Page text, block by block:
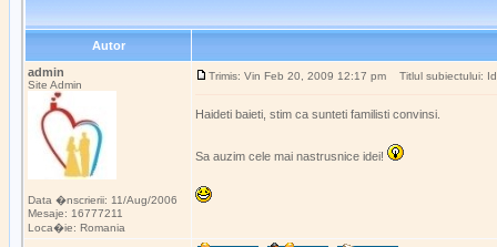
Autor
admin
Site Admin
Data �nscrierii: 11/Aug/2006
Mesaje: 16777211
Loca�ie: Romania
Trimis: Vin Feb 20, 2009 12:17 pm Titlul subiectului:
Haideti baieti, stim ca sunteti familisti convinsi.
Sa auzim cele mai nastrusnice idei!